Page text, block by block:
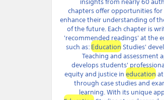
chapters offer opportunities
enhance their understanding of
of the future. Each chapter is
'recommended readings' at the
such as:EducationStudies'
Teaching and
develops students'
equity and justice ineducationat
through case studies and
learning. With its unique